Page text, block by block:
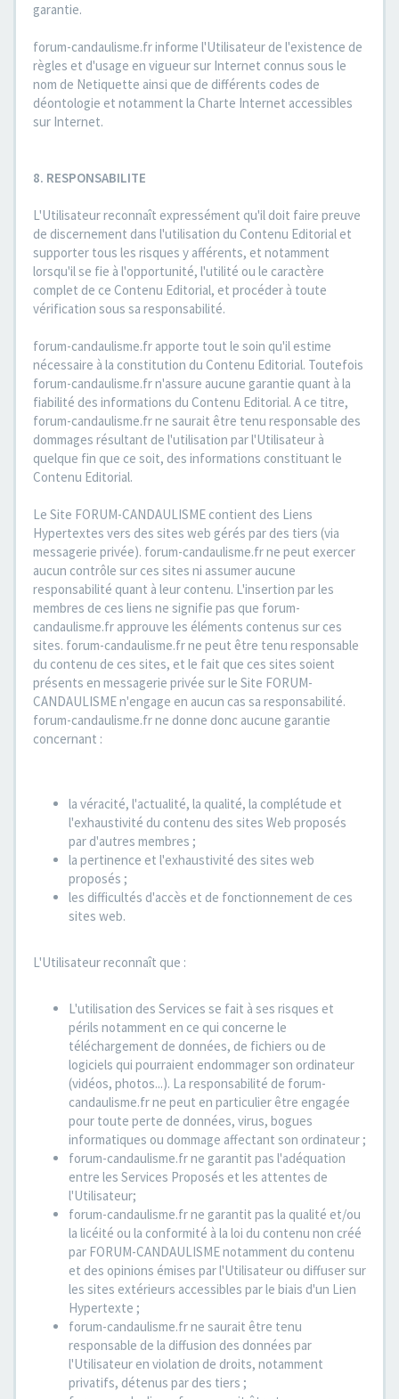
garantie.
forum-candaulisme.fr informe l'Utilisateur de l'existence de
règles et d'usage en vigueur sur Internet connus sous le
nom de Netiquette ainsi que de différents codes de
déontologie et notamment la Charte Internet accessibles
sur Internet.
8. RESPONSABILITE
L'Utilisateur reconnaît expressément qu'il doit faire preuve
de discernement dans l'utilisation du Contenu Editorial et
supporter tous les risques y afférents, et notamment
lorsqu'il se fie à l'opportunité, l'utilité ou le caractère
complet de ce Contenu Editorial, et procéder à toute
vérification sous sa responsabilité.
forum-candaulisme.fr apporte tout le soin qu'il estime
nécessaire à la constitution du Contenu Editorial. Toutefois
forum-candaulisme.fr n'assure aucune garantie quant à la
fiabilité des informations du Contenu Editorial. A ce titre,
forum-candaulisme.fr ne saurait être tenu responsable des
dommages résultant de l'utilisation par l'Utilisateur à
quelque fin que ce soit, des informations constituant le
Contenu Editorial.
Le Site FORUM-CANDAULISME contient des Liens
Hypertextes vers des sites web gérés par des tiers (via
messagerie privée). forum-candaulisme.fr ne peut exercer
aucun contrôle sur ces sites ni assumer aucune
responsabilité quant à leur contenu. L'insertion par les
membres de ces liens ne signifie pas que forum-
candaulisme.fr approuve les éléments contenus sur ces
sites. forum-candaulisme.fr ne peut être tenu responsable
du contenu de ces sites, et le fait que ces sites soient
présents en messagerie privée sur le Site FORUM-
CANDAULISME n'engage en aucun cas sa responsabilité.
forum-candaulisme.fr ne donne donc aucune garantie
concernant :
la véracité, l'actualité, la qualité, la complétude et
l'exhaustivité du contenu des sites Web proposés
par d'autres membres ;
la pertinence et l'exhaustivité des sites web
proposés ;
les difficultés d'accès et de fonctionnement de ces
sites web.
L'Utilisateur reconnaît que :
L'utilisation des Services se fait à ses risques et
périls notamment en ce qui concerne le
téléchargement de données, de fichiers ou de
logiciels qui pourraient endommager son ordinateur
(vidéos, photos...). La responsabilité de forum-
candaulisme.fr ne peut en particulier être engagée
pour toute perte de données, virus, bogues
informatiques ou dommage affectant son ordinateur ;
forum-candaulisme.fr ne garantit pas l'adéquation
entre les Services Proposés et les attentes de
l'Utilisateur;
forum-candaulisme.fr ne garantit pas la qualité et/ou
la licéité ou la conformité à la loi du contenu non créé
par FORUM-CANDAULISME notamment du contenu
et des opinions émises par l'Utilisateur ou diffuser sur
les sites extérieurs accessibles par le biais d'un Lien
Hypertexte ;
forum-candaulisme.fr ne saurait être tenu
responsable de la diffusion des données par
l'Utilisateur en violation de droits, notamment
privatifs, détenus par des tiers ;